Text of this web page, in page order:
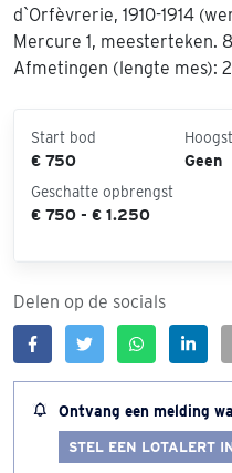
d`Orfèvrerie, 1910-1914
Mercure 1, meesterteken.
Afmetingen (lengte mes):
Start bod
€ 750 Geen
Geschatte opbrengst
€ 750 - € 1.250
Delen op de socials
Ontvang een melding
STEL EEN LOTALERT